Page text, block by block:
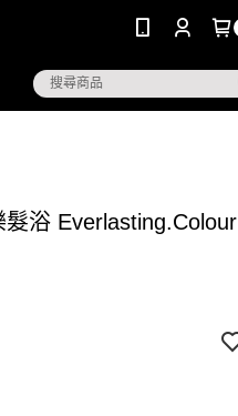
浴 Everlasting.Colour